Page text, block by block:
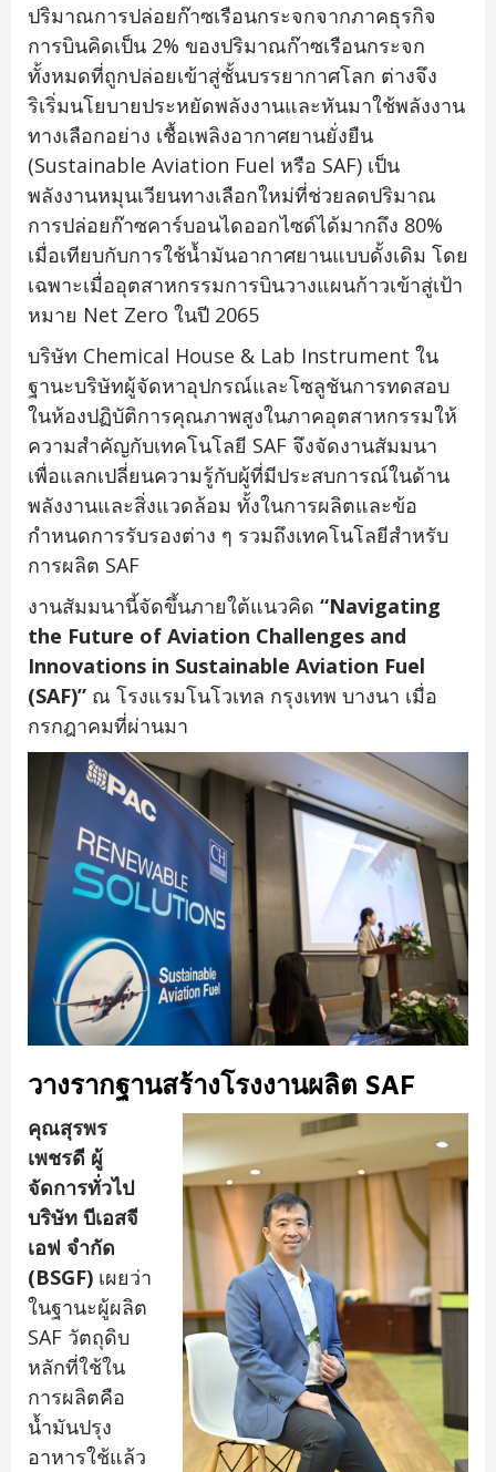
ปริมาณการปล่อยก๊าซเรือนกระจกจากภาคธุรกิจ
การบินคิดเป็น 2% ของปริมาณก๊าซเรือนกระจก
ทั้งหมดที่ถูกปล่อยเข้าสู่ชั้นบรรยากาศโลก ต่างจึง
ริเริ่มนโยบายประหยัดพลังงานและหันมาใช้พลังงาน
ทางเลือกอย่าง เชื้อเพลิงอากาศยานยั่งยืน
(Sustainable Aviation Fuel หรือ SAF) เป็น
พลังงานหมุนเวียนทางเลือกใหม่ที่ช่วยลดปริมาณ
การปล่อยก๊าซคาร์บอนไดออกไซด์ได้มากถึง 80%
เมื่อเทียบกับการใช้น้ำมันอากาศยานแบบดั้งเดิม โดย
เฉพาะเมื่ออุตสาหกรรมการบินวางแผนก้าวเข้าสู่เป้า
หมาย Net Zero ในปี 2065
บริษัท Chemical House & Lab Instrument ใน
ฐานะบริษัทผู้จัดหาอุปกรณ์และโซลูชันการทดสอบ
ในห้องปฏิบัติการคุณภาพสูงในภาคอุตสาหกรรมให้
ความสำคัญกับเทคโนโลยี SAF จึงจัดงานสัมมนา
เพื่อแลกเปลี่ยนความรู้กับผู้ที่มีประสบการณ์ในด้าน
พลังงานและสิ่งแวดล้อม ทั้งในการผลิตและข้อ
กำหนดการรับรองต่าง ๆ รวมถึงเทคโนโลยีสำหรับ
การผลิต SAF
งานสัมมนานี้จัดขึ้นภายใต้แนวคิด “Navigating
the Future of Aviation Challenges and
Innovations in Sustainable Aviation Fuel
(SAF)” ณ โรงแรมโนโวเทล กรุงเทพ บางนา เมื่อ
กรกฎาคมที่ผ่านมา
วางรากฐานสร้างโรงงานผลิต SAF
คุณสุรพร
เพชรดี ผู้
จัดการทั่วไป
บริษัท บีเอสจี
เอฟ จำกัด
(BSGF) เผยว่า
ในฐานะผู้ผลิต
SAF วัตถุดิบ
หลักที่ใช้ใน
การผลิตคือ
น้ำมันปรุง
อาหารใช้แล้ว